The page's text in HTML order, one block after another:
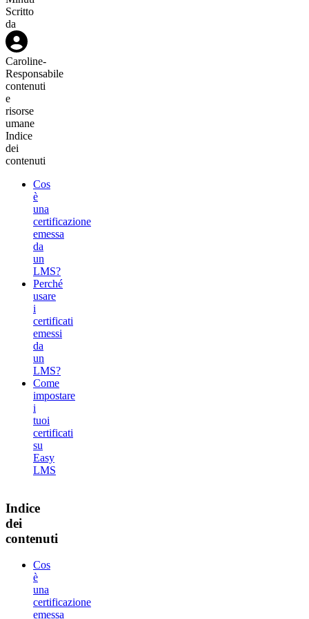
Scritto
da
Caroline-
Responsabile
contenuti
e
risorse
umane
Indice
dei
contenuti
Cos
è
una
certificazione
emessa
da
un
LMS?
Perché
usare
i
certificati
emessi
da
un
LMS?
Come
impostare
i
tuoi
certificati
su
Easy
LMS
Indice
dei
contenuti
Cos
è
una
certificazione
emessa